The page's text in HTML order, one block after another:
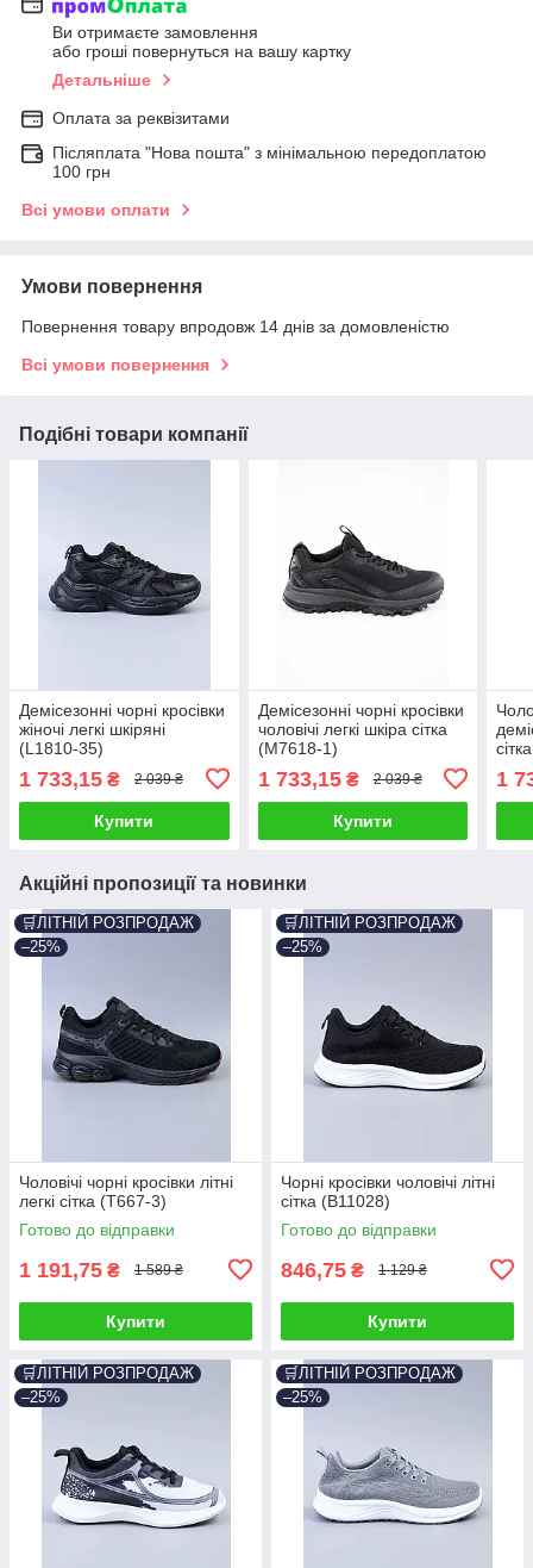
Ви отримаєте замовлення
або гроші повернуться на вашу картку
Детальніше
Оплата за реквізитами
Післяплата "Нова пошта" з мінімальною передоплатою
100 грн
Всі умови оплати
Умови повернення
Повернення товару впродовж 14 днів за домовленістю
Всі умови повернення
Подібні товари компанії
Демісезонні чорні кросівки
жіночі легкі шкіряні
(L1810-35)
1 733,15 ₴ 2 039 ₴
Купити
Демісезонні чорні кросівки
чоловічі легкі шкіра сітка
(M7618-1)
1 733,15₴ 2 039 ₴
Купити
1
Акційні пропозиції та новинки
🛒ЛІТНІЙ РОЗПРОДАЖ
–25%
Чоловічі чорні кросівки літні
легкі сітка (T667-3)
Готово до відправки
1 191,75 ₴ 1 589 ₴
Купити
🛒ЛІТНІЙ РОЗПРОДАЖ
–25%
Чорні кросівки чоловічі літні
сітка (B11028)
Готово до відправки
846,75 ₴ 1 129 ₴
Купити
🛒ЛІТНІЙ РОЗПРОДАЖ
–25%
🛒ЛІТНІЙ РОЗПРОДАЖ
–25%